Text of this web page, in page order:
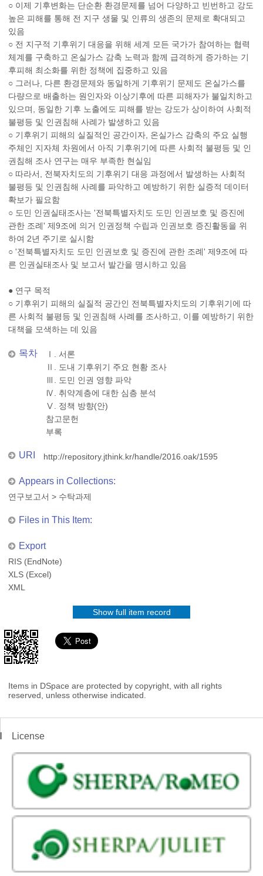
○ 이제 기후변화는 단순환 환경문제를 넘어 다양하고 빈번하고 강도
높은 피해를 통해 전 지구 생물 및 인류의 생존의 문제로 확대되고
있음
○ 전 지구적 기후위기 대응을 위해 세계 모든 국가가 참여하는 협력
체계를 구축하고 온실가스 감축 노력과 함께 급격하게 증가하는 기
후피해 최소화를 위한 정책에 집중하고 있음
○ 그러나, 다른 환경문제와 동일하게 기후위기 문제도 온실가스를
다량으로 배출하는 원인자와 이상기후에 따른 피해자가 불일치하고
있으며, 동일한 기후 노출에도 피해를 받는 강도가 상이하여 사회적
불평등 및 인권침해 사례가 발생하고 있음
○ 기후위기 피해의 실질적인 공간이자, 온실가스 감축의 주요 실행
주체인 지자체 차원에서 아직 기후위기에 따른 사회적 불평등 및 인
권침해 조사 연구는 매우 부족한 현실임
○ 따라서, 전북자치도의 기후위기 대응 과정에서 발생하는 사회적
불평등 및 인권침해 사례를 파악하고 예방하기 위한 실증적 데이터
확보가 필요함
○ 도민 인권실태조사는 '전북특별자치도 도민 인권보호 및 증진에
관한 조례' 제9조에 의거 인권정책 수립과 인권보호 증진활동을 위
하여 2년 주기로 실시함
○ '전북특별자치도 도민 인권보호 및 증진에 관한 조례' 제9조에 따
른 인권실태조사 및 보고서 발간을 명시하고 있음
● 연구 목적
○ 기후위기 피해의 실질적 공간인 전북특별자치도의 기후위기에 따
른 사회적 불평등 및 인권침해 사례를 조사하고, 이를 예방하기 위한
대책을 모색하는 데 있음
목차
Ⅰ. 서론
Ⅱ. 도내 기후위기 주요 현황 조사
Ⅲ. 도민 인권 영향 파악
Ⅳ. 취약계층에 대한 심층 분석
Ⅴ. 정책 방향(안)
참고문헌
부록
URI http://repository.jthink.kr/handle/2016.oak/1595
Appears in Collections:
연구보고서 > 수탁과제
Files in This Item:
Export
RIS (EndNote)
XLS (Excel)
XML
Show full item record
Items in DSpace are protected by copyright, with all rights
reserved, unless otherwise indicated.
License